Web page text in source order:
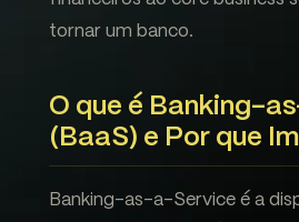
tornar um banco.
O que é Banking-
(BaaS) e Por que
Banking-as-a-Service é a